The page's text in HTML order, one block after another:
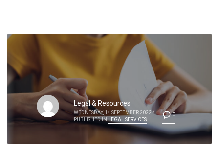
0
Legal & Resources
WEDNESDAY, 14 SEPTEMBER 2022 /
PUBLISHED INLEGAL SERVICES